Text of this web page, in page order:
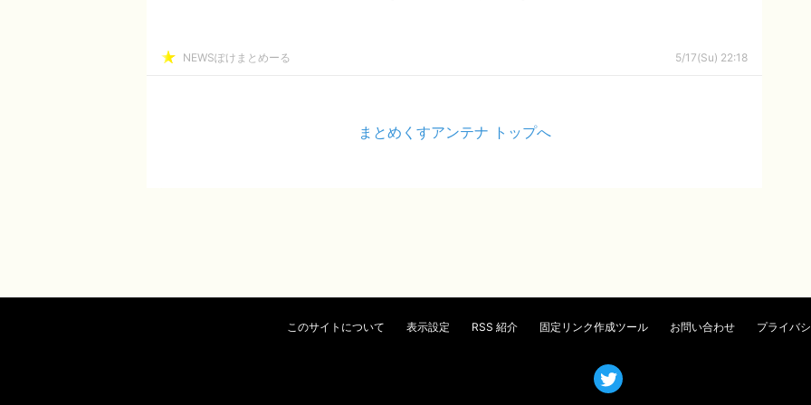
NEWSぽけまとめーる 5/17(Su) 22:18
まとめくすアンテナ トップへ
このサイトについて 表示設定 RSS 紹介 固定リンク作成ツール お問い合わせ プライバ